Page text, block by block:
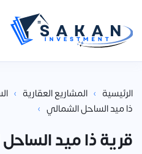
الرئيسية › المشاريع العقارية ›
ذا ميد الساحل الشمالي ›
قرية ذا ميد